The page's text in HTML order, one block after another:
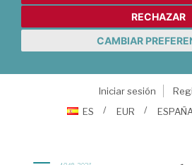
RECHAZAR
CAMBIAR
Iniciar sesión
ES
EUR